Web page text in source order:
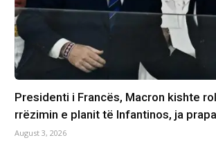
Presidenti i Francës, Macron kishte
rrëzimin e planit të Infantinos, ja
August 3, 2026